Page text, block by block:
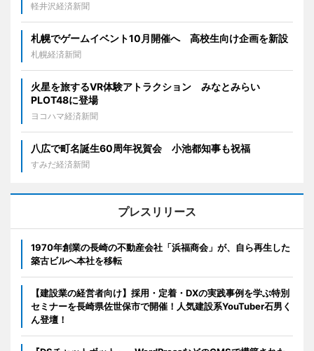
軽井沢経済新聞
札幌でゲームイベント10月開催へ 高校生向け企画を新設
札幌経済新聞
火星を旅するVR体験アトラクション みなとみらい
PLOT48に登場
ヨコハマ経済新聞
八広で町名誕生60周年祝賀会 小池都知事も祝福
すみだ経済新聞
プレスリリース
1970年創業の長崎の不動産会社「浜福商会」が、自ら再生した
築古ビルへ本社を移転
【建設業の経営者向け】採用・定着・DXの実践事例を学ぶ特別
セミナーを長崎県佐世保市で開催！人気建設系YouTuber石男く
ん登壇！